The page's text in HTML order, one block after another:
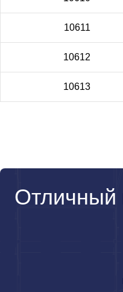
10611
10612
10613
Отличный